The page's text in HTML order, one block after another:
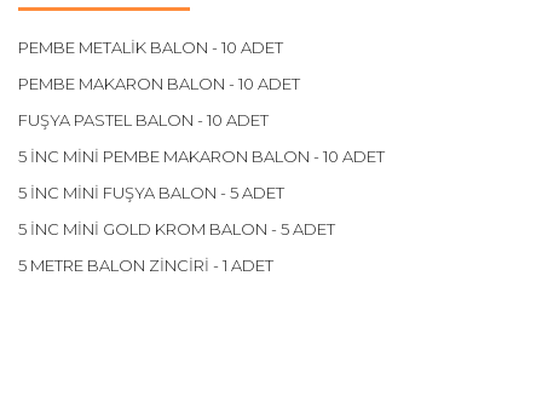
PEMBE METALİK BALON - 10 ADET
PEMBE MAKARON BALON - 10 ADET
FUŞYA PASTEL BALON - 10 ADET
5 İNC MİNİ PEMBE MAKARON BALON - 10 ADET
5 İNC MİNİ FUŞYA BALON - 5 ADET
5 İNC MİNİ GOLD KROM BALON - 5 ADET
5 METRE BALON ZİNCİRİ - 1 ADET